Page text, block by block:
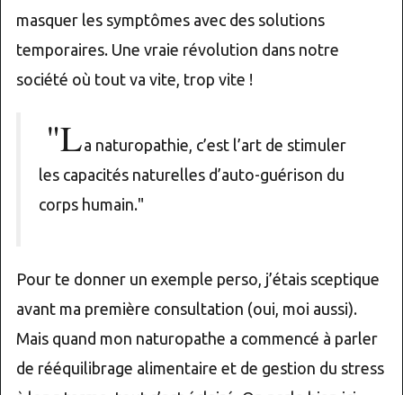
masquer les symptômes avec des solutions
temporaires. Une vraie révolution dans notre
société où tout va vite, trop vite !
"La naturopathie, c’est l’art de stimuler
les capacités naturelles d’auto-guérison du
corps humain."
Pour te donner un exemple perso, j’étais sceptique
avant ma première consultation (oui, moi aussi).
Mais quand mon naturopathe a commencé à parler
de rééquilibrage alimentaire et de gestion du stress